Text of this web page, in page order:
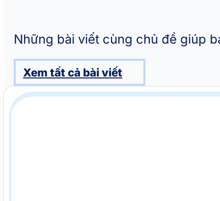
Những bài viết cùng chủ đề giúp
Xem tất cả bài viết